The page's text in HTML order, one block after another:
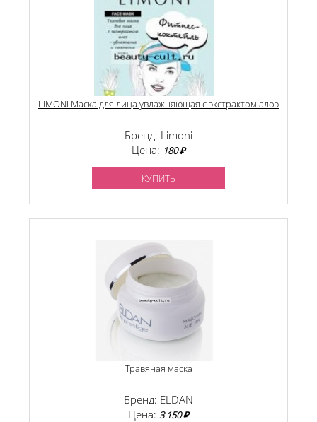
LIMONI Маска для лица увлажняющая с экстрактом алоэ
Бренд: Limoni
Цена: 180 ₽
КУПИТЬ
Травяная маска
Бренд: ELDAN
Цена: 3 150 ₽